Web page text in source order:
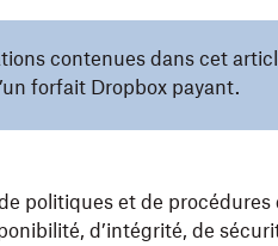
contenues dans cet
forfait Dropbox payant.
politiques et de
d’intégrité, de